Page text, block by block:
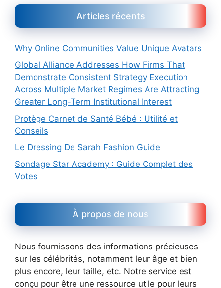
Articles récents
Why Online Communities Value Unique Avatars
Global Alliance Addresses How Firms That
Demonstrate Consistent Strategy Execution
Across Multiple Market Regimes Are Attracting
Greater Long-Term Institutional Interest
Protège Carnet de Santé Bébé : Utilité et
Conseils
Le Dressing De Sarah Fashion Guide
Sondage Star Academy : Guide Complet des
Votes
À propos de nous
Nous fournissons des informations précieuses
sur les célébrités, notamment leur âge et bien
plus encore, leur taille, etc. Notre service est
conçu pour être une ressource utile pour leurs